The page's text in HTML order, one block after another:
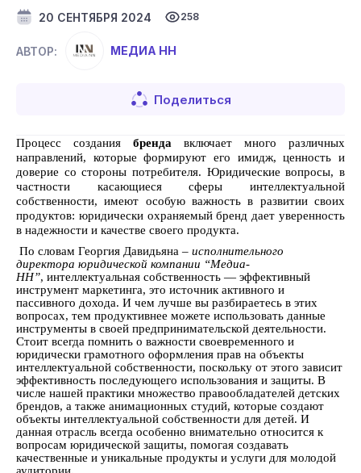
20 СЕНТЯБРЯ 2024 258
АВТОР: МЕДИА НН
Поделиться
Процесс создания бренда включает много различных
направлений, которые формируют его имидж, ценность и
доверие со стороны потребителя. Юридические вопросы, в
частности касающиеся сферы интеллектуальной
собственности, имеют особую важность в развитии своих
продуктов: юридически охраняемый бренд дает уверенность
в надежности и качестве своего продукта.
По словам Георгия Давидьяна – исполнительного
директора юридической компании “Медиа-
НН”, интеллектуальная собственность — эффективный
инструмент маркетинга, это источник активного и
пассивного дохода. И чем лучше вы разбираетесь в этих
вопросах, тем продуктивнее можете использовать данные
инструменты в своей предпринимательской деятельности.
Стоит всегда помнить о важности своевременного и
юридически грамотного оформления прав на объекты
интеллектуальной собственности, поскольку от этого зависит
эффективность последующего использования и защиты. В
числе нашей практики множество правообладателей детских
брендов, а также анимационных студий, которые создают
объекты интеллектуальной собственности для детей. И
данная отрасль всегда особенно внимательно относится к
вопросам юридической защиты, помогая создавать
качественные и уникальные продукты и услуги для молодой